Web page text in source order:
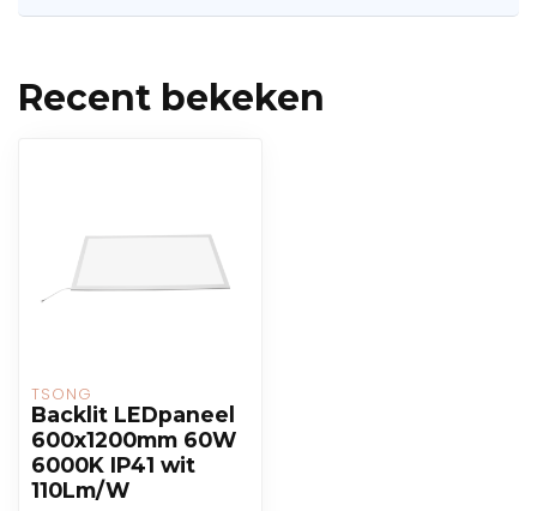
Recent bekeken
TSONG
Backlit LEDpaneel
600x1200mm 60W
6000K IP41 wit
110Lm/W